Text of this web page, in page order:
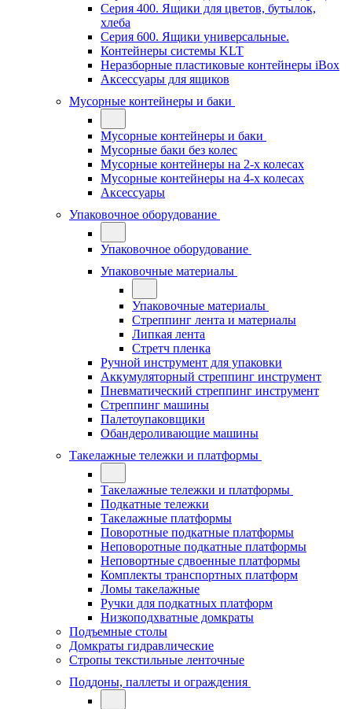
Серия 400. Ящики для цветов, бутылок,
хлеба
Серия 600. Ящики универсальные.
Контейнеры системы KLT
Неразборные пластиковые контейнеры iBox
Аксессуары для ящиков
Мусорные контейнеры и баки
Мусорные контейнеры и баки
Мусорные баки без колес
Мусорные контейнеры на 2-х колесах
Мусорные контейнеры на 4-х колесах
Аксессуары
Упаковочное оборудование
Упаковочное оборудование
Упаковочные материалы
Упаковочные материалы
Стреппинг лента и материалы
Липкая лента
Стретч пленка
Ручной инструмент для упаковки
Аккумуляторный стреппинг инструмент
Пневматический стреппинг инструмент
Стреппинг машины
Палетоупаковщики
Обандероливающие машины
Такелажные тележки и платформы
Такелажные тележки и платформы
Подкатные тележки
Такелажные платформы
Поворотные подкатные платформы
Неповоротные подкатные платформы
Неповортные сдвоенные платформы
Комплекты транспортных платформ
Ломы такелажные
Ручки для подкатных платформ
Низкоподхватные домкраты
Подъемные столы
Домкраты гидравлические
Стропы текстильные ленточные
Поддоны, паллеты и ограждения